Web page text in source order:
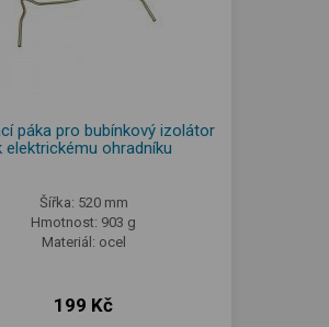
páka pro bubínkový izolátor
elektrickému ohradníku
Šířka: 520 mm
Hmotnost: 903 g
Materiál: ocel
199 Kč